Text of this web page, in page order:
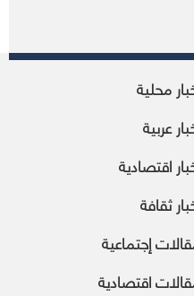
محلية
عربية
اقتصادية
ثقافة
إجتماعية
اقتصادية